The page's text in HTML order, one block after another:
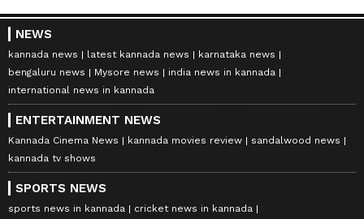
NEWS
kannada news latest kannada news
karnataka news
bengaluru news
Mysore news
india news in kannada
international news in kannada
ENTERTAINMENT NEWS
Kannada Cinema News kannada movies review
sandalwood news
kannada tv shows
SPORTS NEWS
sports news in kannada
cricket news in kannada